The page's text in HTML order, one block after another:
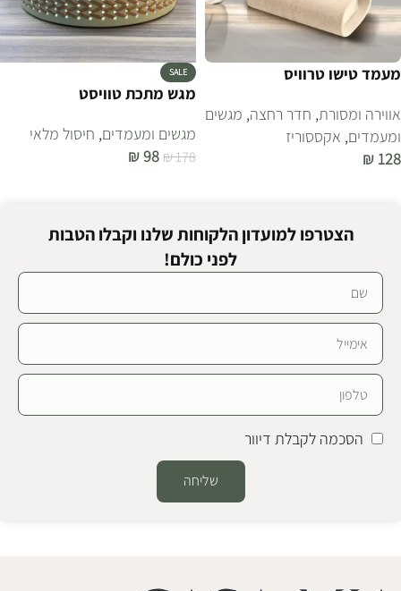
מעמד טישו טרוויס
אווירה ומסורת, חדר רחצה, מגשים
ומעמדים, אקססוריז
₪ 128
SALE
מגש מתכת טוויסט
מגשים ומעמדים, חיסול מלאי
₪178
₪98
הצטרפו למועדון הלקוחות שלנו וקבלו הטבות
לפני כולם!
הסכמה לקבלת דיוור
שליחה